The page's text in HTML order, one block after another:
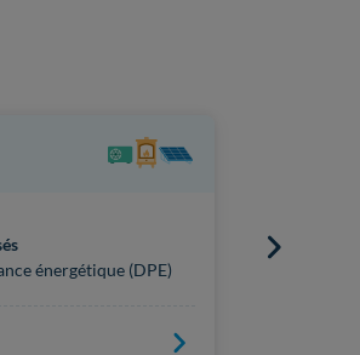
énergétique (DPE)
Principaux